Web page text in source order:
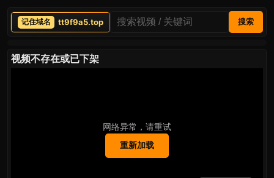
tt9f9a5.top 搜索
视频不存在或已下架
网络异常，请重试
重新加载